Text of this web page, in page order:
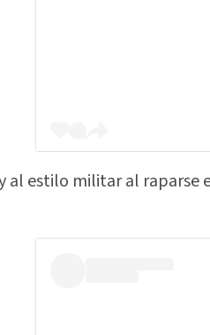
al estilo militar al raparse